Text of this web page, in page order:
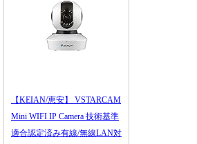
【KEIAN/恵安】 VSTARCAM
Mini WIFI IP Camera 技術基準
適合認定済み有線/無線LAN対